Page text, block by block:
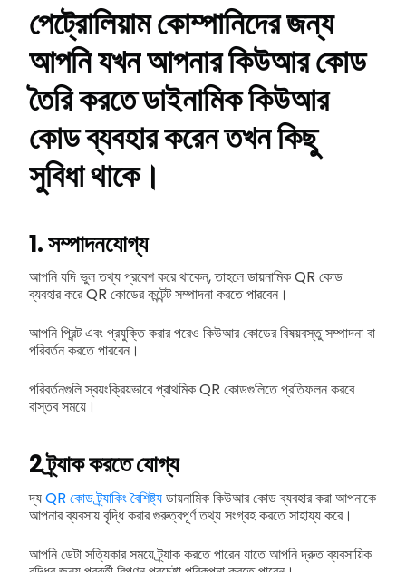
পেট্রোলিয়াম কোম্পানিদের জন্য
আপনি যখন আপনার কিউআর কোড
তৈরি করতে ডাইনামিক কিউআর
কোড ব্যবহার করেন তখন কিছু
সুবিধা থাকে।
1.সম্পাদনযোগ্য
আপনি যদি ভুল তথ্য প্রবেশ করে থাকেন, তাহলে ডায়নামিক QR কোড
ব্যবহার করে QR কোডের কন্টেন্ট সম্পাদনা করতে পারবেন।
আপনি প্রিন্ট এবং প্রযুক্তি করার পরেও কিউআর কোডের বিষয়বস্তু সম্পাদনা বা
পরিবর্তন করতে পারবেন।
পরিবর্তনগুলি স্বয়ংক্রিয়ভাবে প্রাথমিক QR কোডগুলিতে প্রতিফলন করবে
বাস্তব সময়ে।
2ট্র্যাক করতে যোগ্য
দ্যQR কোড ট্র্যাকিং বৈশিষ্ট্যডায়নামিক কিউআর কোড ব্যবহার করা আপনাকে
আপনার ব্যবসায় বৃদ্ধি করার গুরুত্বপূর্ণ তথ্য সংগ্রহ করতে সাহায্য করে।
আপনি ডেটা সত্যিকার সময়ে ট্র্যাক করতে পারেন যাতে আপনি দ্রুত ব্যবসায়িক